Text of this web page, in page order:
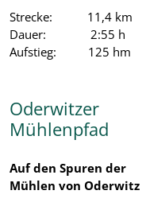
Strecke: 11,4 km
Dauer: 2:55 h
Aufstieg: 125 hm
Oderwitzer
Mühlenpfad
Auf den Spuren der
Mühlen von Oderwitz